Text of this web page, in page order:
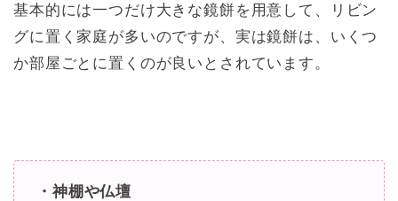
基本的には一つだけ大きな鏡餅を用意して、リビン
グに置く家庭が多いのですが、実は鏡餅は、いくつ
か部屋ごとに置くのが良いとされています。
・神棚や仏壇